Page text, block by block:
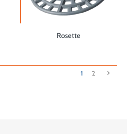
Rosette
1 2 Weiter
